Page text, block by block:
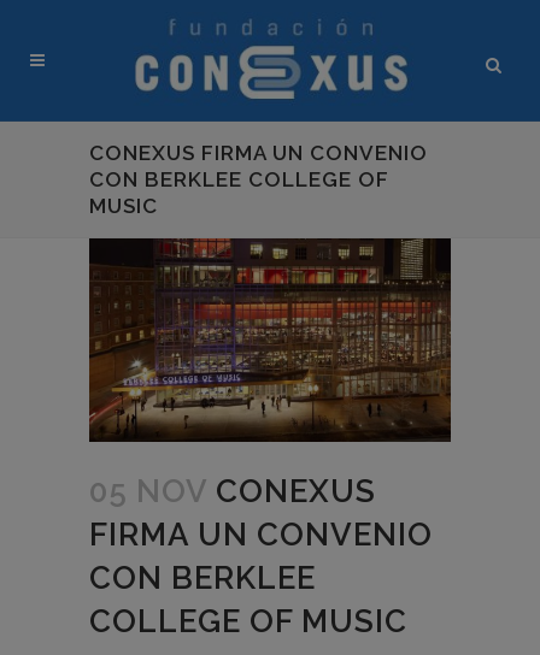
CONEXUS FIRMA UN CONVENIO
CON BERKLEE COLLEGE OF
MUSIC
05 NOV CONEXUS
FIRMA UN CONVENIO
CON BERKLEE
COLLEGE OF MUSIC